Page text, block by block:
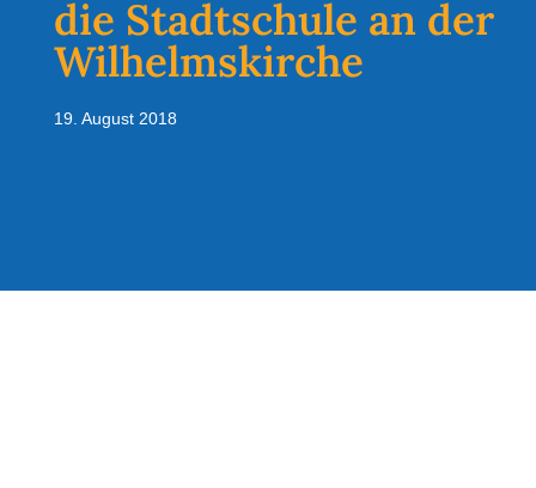
die Stadtschule an der
Wilhelmskirche
19. August 2018